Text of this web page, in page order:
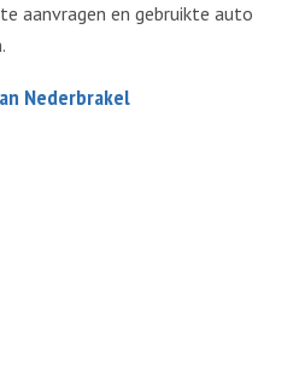
aanvragen en gebruikte auto
Nederbrakel